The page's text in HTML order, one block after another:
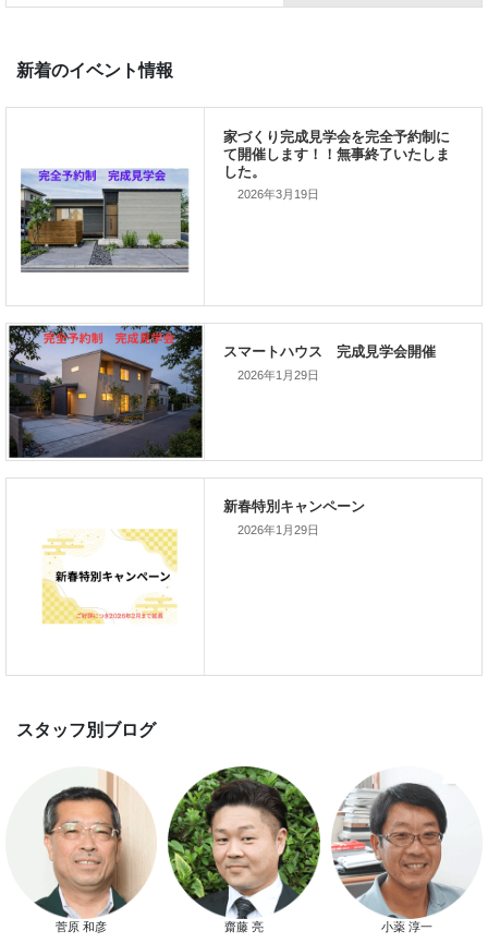
前の記事
次の記事
家づくりこぼれ話！
新着のイベント情報
2026年3月19日
スマートハウス 完成見学会開催
2026年1月29日
2026年1月29日
菅原 和彦 齋藤 亮 小薬 淳一